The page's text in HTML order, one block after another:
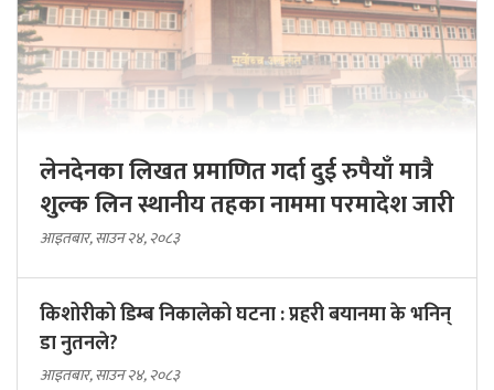
लेनदेनका लिखत प्रमाणित गर्दा दुई रुपैयाँ मात्रै
शुल्क लिन स्थानीय तहका नाममा परमादेश जारी
आइतबार, साउन २४, २०८३
किशोरीको डिम्ब निकालेको घटना : प्रहरी बयानमा के भनिन्
डा नुतनले?
आइतबार, साउन २४, २०८३